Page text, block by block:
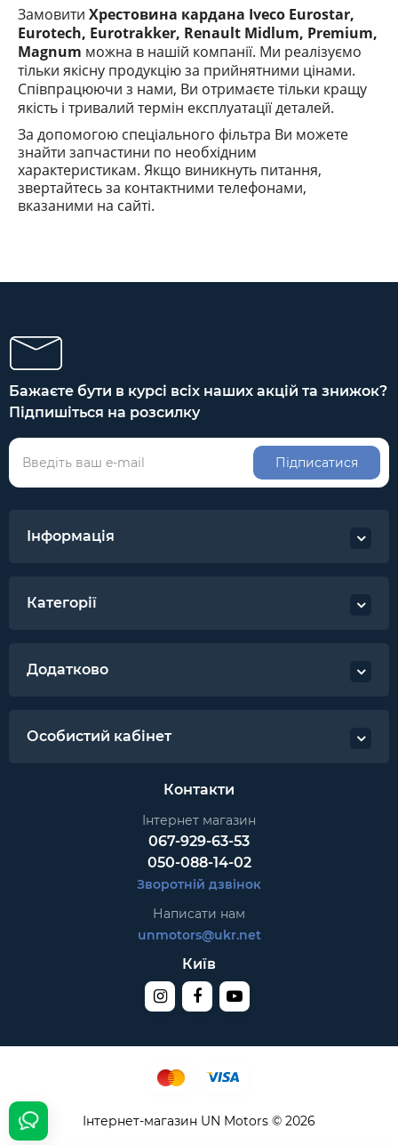
Замовити Хрестовина кардана Iveco Eurostar,
Eurotech, Eurotrakker, Renault Midlum, Premium,
Magnum можна в нашій компанії. Ми реалізуємо
тільки якісну продукцію за прийнятними цінами.
Співпрацюючи з нами, Ви отримаєте тільки кращу
якість і тривалий термін експлуатації деталей.
За допомогою спеціального фільтра Ви можете
знайти запчастини по необхідним
характеристикам. Якщо виникнуть питання,
звертайтесь за контактними телефонами,
вказаними на сайті.
Бажаєте бути в курсі всіх наших акцій та знижок?
Підпишіться на розсилку
Підписатися
Інформація
Категорії
Додатково
Особистий кабінет
Контакти
Інтернет магазин
067-929-63-53
050-088-14-02
Зворотній дзвінок
Написати нам
unmotors@ukr.net
Київ
Інтернет-магазин UN Motors © 2026